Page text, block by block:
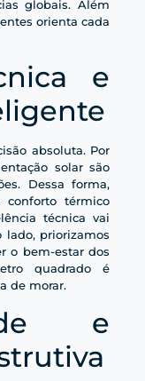
globais. Além
orienta cada
e
absoluta. Por
solar são
Dessa forma,
conforto térmico
técnica vai
lado, priorizamos
o bem-estar dos
quadrado é
de morar.
e